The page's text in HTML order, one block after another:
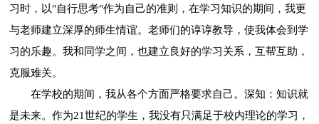
习时，以"自行思考"作为自己的准则，在学习知识的期间，我更
与老师建立深厚的师生情谊。老师们的谆谆教导，使我体会到学
习的乐趣。我和同学之间，也建立良好的学习关系，互帮互助，
克服难关。
在学校的期间，我从各个方面严格要求自己。深知：知识就
是未来。作为21世纪的学生，我没有只满足于校内理论的学习，